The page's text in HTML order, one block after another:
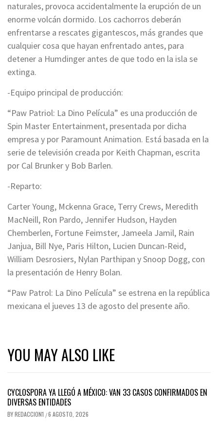
naturales, provoca accidentalmente la erupción de un
enorme volcán dormido. Los cachorros deberán
enfrentarse a rescates gigantescos, más grandes que
cualquier cosa que hayan enfrentado antes, para
detener a Humdinger antes de que todo en la isla se
extinga.
-Equipo principal de producción:
“Paw Patriol: La Dino Película” es una producción de
Spin Master Entertainment, presentada por dicha
empresa y por Paramount Animation. Está basada en la
serie de televisión creada por Keith Chapman, escrita
por Cal Brunker y Bob Barlen.
-Reparto:
Carter Young, Mckenna Grace, Terry Crews, Meredith
MacNeill, Ron Pardo, Jennifer Hudson, Hayden
Chemberlen, Fortune Feimster, Jameela Jamil, Rain
Janjua, Bill Nye, Paris Hilton, Lucien Duncan-Reid,
William Desrosiers, Nylan Parthipan y Snoop Dogg, con
la presentación de Henry Bolan.
“Paw Patrol: La Dino Película” se estrena en la república
mexicana el jueves 13 de agosto del presente año.
YOU MAY ALSO LIKE
CYCLOSPORA YA LLEGÓ A MÉXICO: VAN 33 CASOS CONFIRMADOS EN
DIVERSAS ENTIDADES
BYREDACCION1 /6 AGOSTO, 2026